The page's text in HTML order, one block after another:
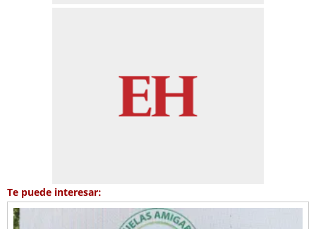
Te puede interesar: